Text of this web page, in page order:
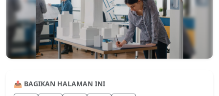
📤 BAGIKAN HALAMAN INI